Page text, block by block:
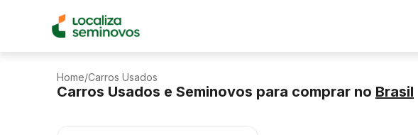
Home/Carros Usados
Carros Usados e Seminovos para comprar no Brasil